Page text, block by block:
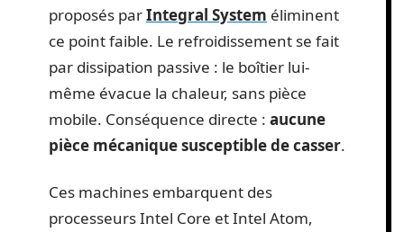
proposés parIntegral System éliminent
ce point faible. Le refroidissement se fait
par dissipation passive : le boîtier lui-
même évacue la chaleur, sans pièce
mobile. Conséquence directe : aucune
pièce mécanique susceptible de casser.
Ces machines embarquent des
processeurs Intel Core et Intel Atom,